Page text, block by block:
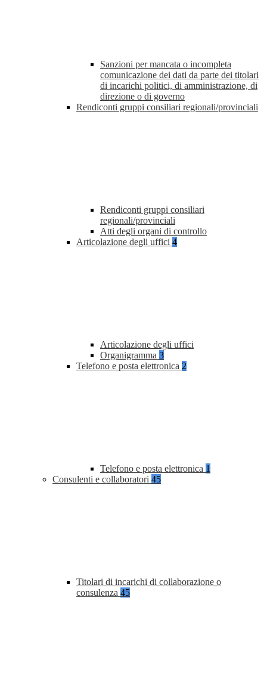
Sanzioni per mancata o incompleta
comunicazione dei dati da parte dei titolari
di incarichi politici, di amministrazione, di
direzione o di governo
Rendiconti gruppi consiliari regionali/provinciali
Rendiconti gruppi consiliari
regionali/provinciali
Atti degli organi di controllo
Articolazione degli uffici 4
Articolazione degli uffici
Organigramma 3
Telefono e posta elettronica 2
Telefono e posta elettronica 1
Consulenti e collaboratori 45
Titolari di incarichi di collaborazione o
consulenza 45